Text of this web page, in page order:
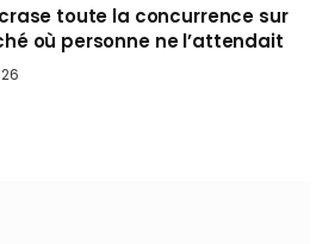
toute la concurrence sur
où personne ne l’attendait